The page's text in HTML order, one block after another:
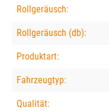
Rollgeräusch:
Rollgeräusch (db):
Produktart:
Fahrzeugtyp:
Qualität: